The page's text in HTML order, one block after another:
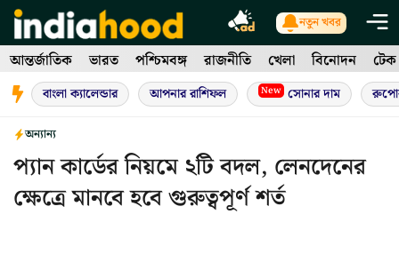
Skip
to
content
নতুন খবর
আন্তর্জাতিক ভারত পশ্চিমবঙ্গ রাজনীতি খেলা বিনোদন টেক
বাংলা ক্যালেন্ডার আপনার রাশিফল New সোনার দাম
অন্যান্য
প্যান কার্ডের নিয়মে ২টি বদল, লেনদেনের
ক্ষেত্রে মানবে হবে গুরুত্বপূর্ণ শর্ত